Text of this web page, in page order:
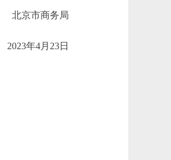
北京市商务局
2023年4月23日